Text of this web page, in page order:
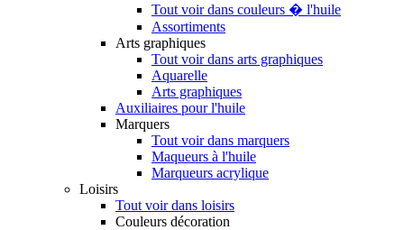
Tout voir dans couleurs � l'huile
Assortiments
Arts graphiques
Tout voir dans arts graphiques
Aquarelle
Arts graphiques
Auxiliaires pour l'huile
Marquers
Tout voir dans marquers
Maqueurs à l'huile
Marqueurs acrylique
Loisirs
Tout voir dans loisirs
Couleurs décoration